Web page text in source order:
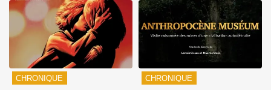
CHRONIQUE CHRONIQUE